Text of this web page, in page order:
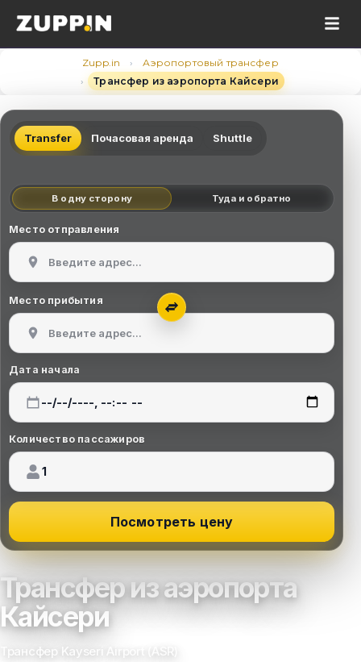
Zupp.in ›
Аэропортовый трансфер
›
Трансфер из аэропорта Кайсери
Transfer Почасовая аренда Shuttle
В одну сторону Туда и обратно
Место отправления
Место прибытия
Дата начала
Количество пассажиров
Посмотреть цену
Трансфер из аэропорта
Кайсери
Трансфер Kayseri Airport (ASR)